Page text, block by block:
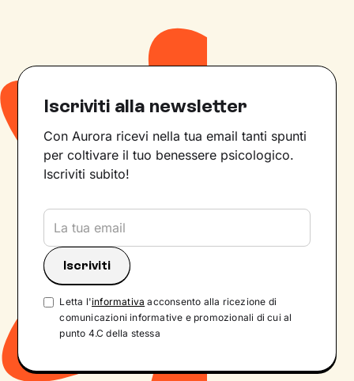
Iscriviti alla newsletter
Con Aurora ricevi nella tua email tanti spunti
per coltivare il tuo benessere psicologico.
Iscriviti subito!
Letta l'informativa acconsento alla ricezione di
comunicazioni informative e promozionali di cui al
punto 4.C della stessa